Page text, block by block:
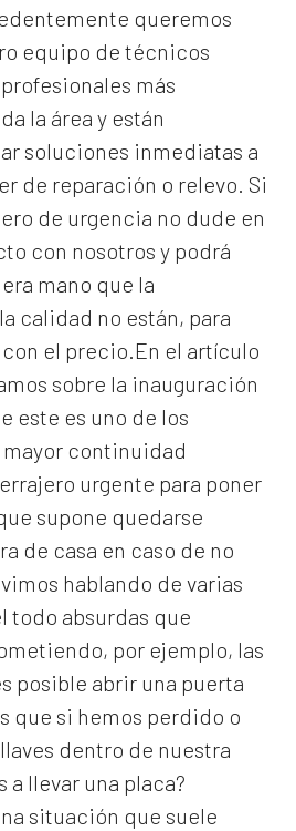
queremos
equipo de técnicos
más
la área y están
soluciones inmediatas a
de reparación o relevo. Si
de urgencia no dude en
con nosotros y podrá
mano que la
calidad no están, para
el precio.En el artículo
sobre la inauguración
este es uno de los
continuidad
urgente para poner
supone quedarse
de casa en caso de no
hablando de varias
todo absurdas que
por ejemplo, las
posible abrir una puerta
que si hemos perdido o
dentro de nuestra
a llevar una placa?
situación que suele